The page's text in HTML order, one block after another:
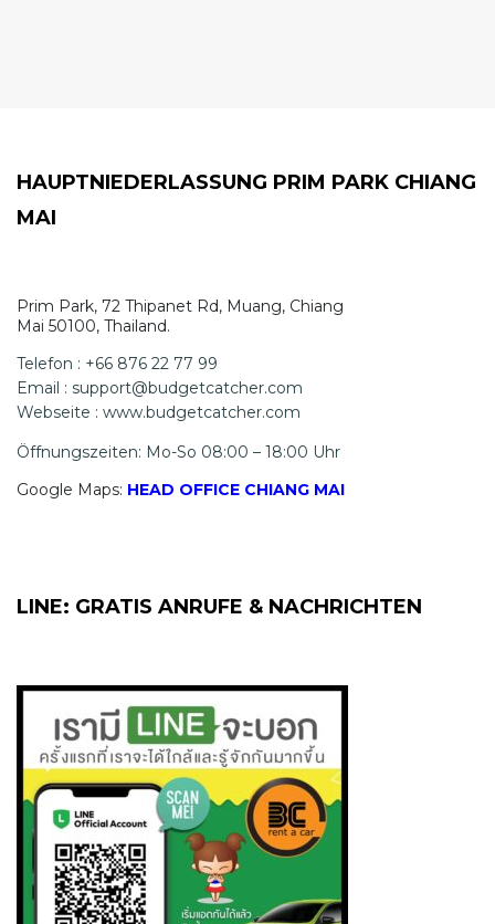
HAUPTNIEDERLASSUNG PRIM PARK CHIANG
MAI
Prim Park, 72 Thipanet Rd, Muang, Chiang
Mai 50100, Thailand.
Telefon : +66 876 22 77 99
Email : support@budgetcatcher.com
Webseite : www.budgetcatcher.com
Öffnungszeiten: Mo-So 08:00 – 18:00 Uhr
Google Maps: HEAD OFFICE CHIANG MAI
LINE: GRATIS ANRUFE & NACHRICHTEN